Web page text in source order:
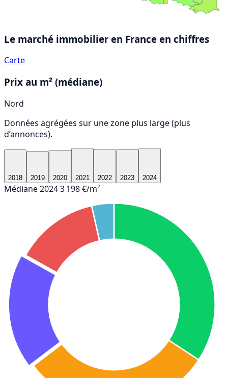
Le marché immobilier en France en chiffres
Carte
Prix au m² (médiane)
Nord
Données agrégées sur une zone plus large (plus
d’annonces).
2018 2019 2020 2021 2022 2023 2024
Médiane 20243 198 €/m²